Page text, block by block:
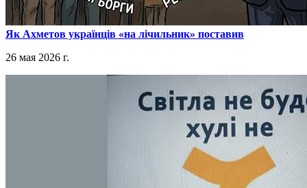
​Як Ахметов українців «на лічильник» поставив
26 мая 2026 г.